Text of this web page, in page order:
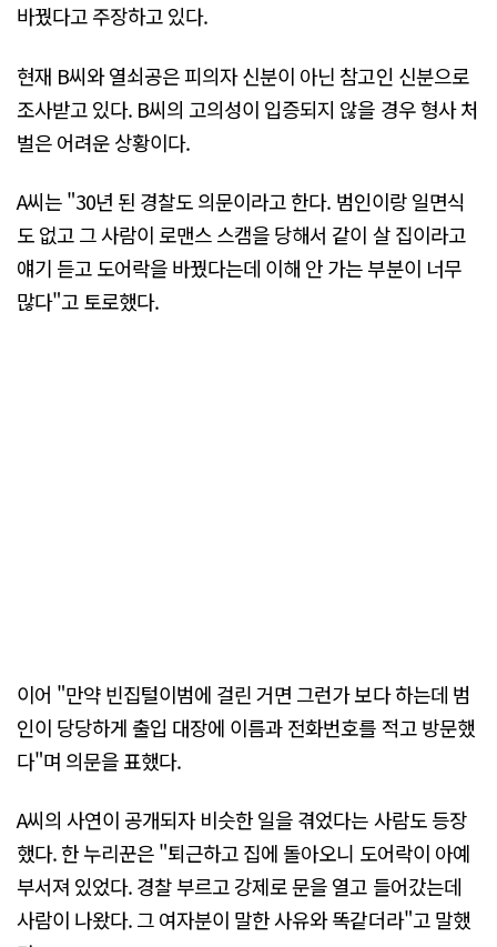
바꿨다고 주장하고 있다.
현재 B씨와 열쇠공은 피의자 신분이 아닌 참고인 신분으로
조사받고 있다. B씨의 고의성이 입증되지 않을 경우 형사 처
벌은 어려운 상황이다.
A씨는 "30년 된 경찰도 의문이라고 한다. 범인이랑 일면식
도 없고 그 사람이 로맨스 스캠을 당해서 같이 살 집이라고
얘기 듣고 도어락을 바꿨다는데 이해 안 가는 부분이 너무
많다"고 토로했다.
이어 "만약 빈집털이범에 걸린 거면 그런가 보다 하는데 범
인이 당당하게 출입 대장에 이름과 전화번호를 적고 방문했
다"며 의문을 표했다.
A씨의 사연이 공개되자 비슷한 일을 겪었다는 사람도 등장
했다. 한 누리꾼은 "퇴근하고 집에 돌아오니 도어락이 아예
부서져 있었다. 경찰 부르고 강제로 문을 열고 들어갔는데
사람이 나왔다. 그 여자분이 말한 사유와 똑같더라"고 말했